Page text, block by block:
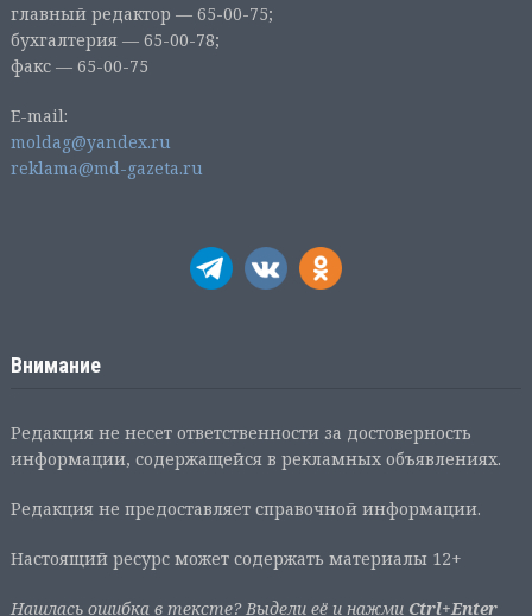
главный редактор — 65-00-75;
бухгалтерия — 65-00-78;
факс — 65-00-75
E-mail:
moldag@yandex.ru
reklama@md-gazeta.ru
Внимание
Редакция не несет ответственности за достоверность
информации, содержащейся в рекламных объявлениях.
Редакция не предоставляет справочной информации.
Настоящий ресурс может содержать материалы 12+
Нашлась ошибка в тексте? Выдели её и нажми Ctrl+Enter